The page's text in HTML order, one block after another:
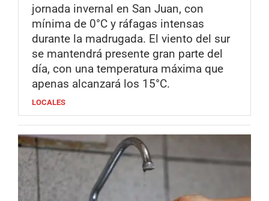
jornada invernal en San Juan, con
mínima de 0°C y ráfagas intensas
durante la madrugada. El viento del sur
se mantendrá presente gran parte del
día, con una temperatura máxima que
apenas alcanzará los 15°C.
LOCALES